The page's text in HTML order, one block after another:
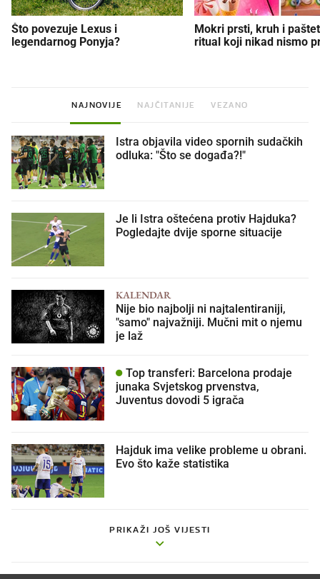
Što povezuje Lexus i
legendarnog Ponyja?
Mokri prsti, kruh i
ritual koji nikad nismo
NAJNOVIJE NAJČITANIJE VEZANO
Istra objavila video spornih sudačkih
odluka: "Što se događa?!"
Je li Istra oštećena protiv Hajduka?
Pogledajte dvije sporne situacije
KALENDAR
Nije bio najbolji ni najtalentiraniji,
"samo" najvažniji. Mučni mit o njemu
je laž
Top transferi: Barcelona prodaje
junaka Svjetskog prvenstva,
Juventus dovodi 5 igrača
Hajduk ima velike probleme u obrani.
Evo što kaže statistika
PRIKAŽI JOŠ VIJESTI